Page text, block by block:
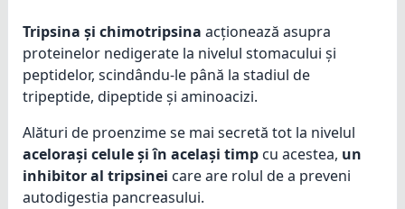
Tripsina și chimotripsina acționează asupra
proteinelor nedigerate la nivelul stomacului și
peptidelor, scindându-le până la stadiul de
tripeptide, dipeptide și aminoacizi.
Alături de proenzime se mai secretă tot la nivelul
acelorași celule și în același timp cu acestea, un
inhibitor al tripsinei care are rolul de a preveni
autodigestia pancreasului.